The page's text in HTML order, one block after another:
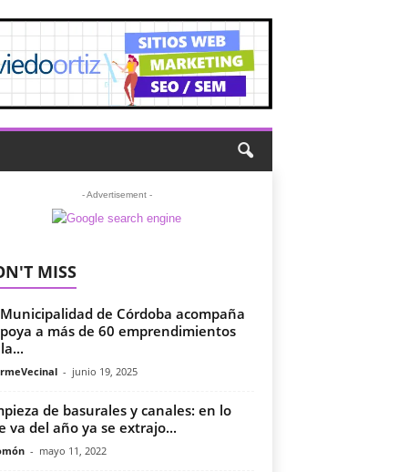
- Advertisement -
MISS
de Córdoba acompaña
a más de 60 emprendimientos
- junio 19, 2025
de basurales y canales: en lo
va del año ya se extrajo...
- mayo 11, 2022